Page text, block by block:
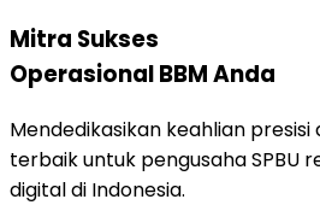
Mitra Sukses
Operasional BBM Anda
Mendedikasikan keahlian
terbaik untuk pengusaha SPBU
digital di Indonesia.